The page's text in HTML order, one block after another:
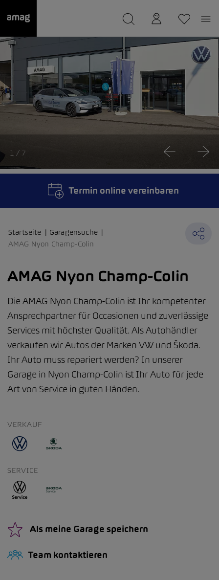
wurde als Ihre Garage gespeichert.
Startseite
Garagensuche
AMAG Nyon Champ-Colin
AMAG Nyon Champ-Colin
Die AMAG Nyon Champ-Colin ist Ihr kompetenter
Ansprechpartner für Occasionen und zuverlässige
Services mit höchster Qualität. Als Autohändler
verkaufen wir Autos der Marken VW und Škoda.
Ihr Auto muss repariert werden? In unserer
Garage in Nyon Champ-Colin ist Ihr Auto für jede
Art von Service in guten Händen.
VERKAUF
SERVICE
Als meine Garage speichern
Team kontaktieren
1 / 7
Termin online vereinbaren